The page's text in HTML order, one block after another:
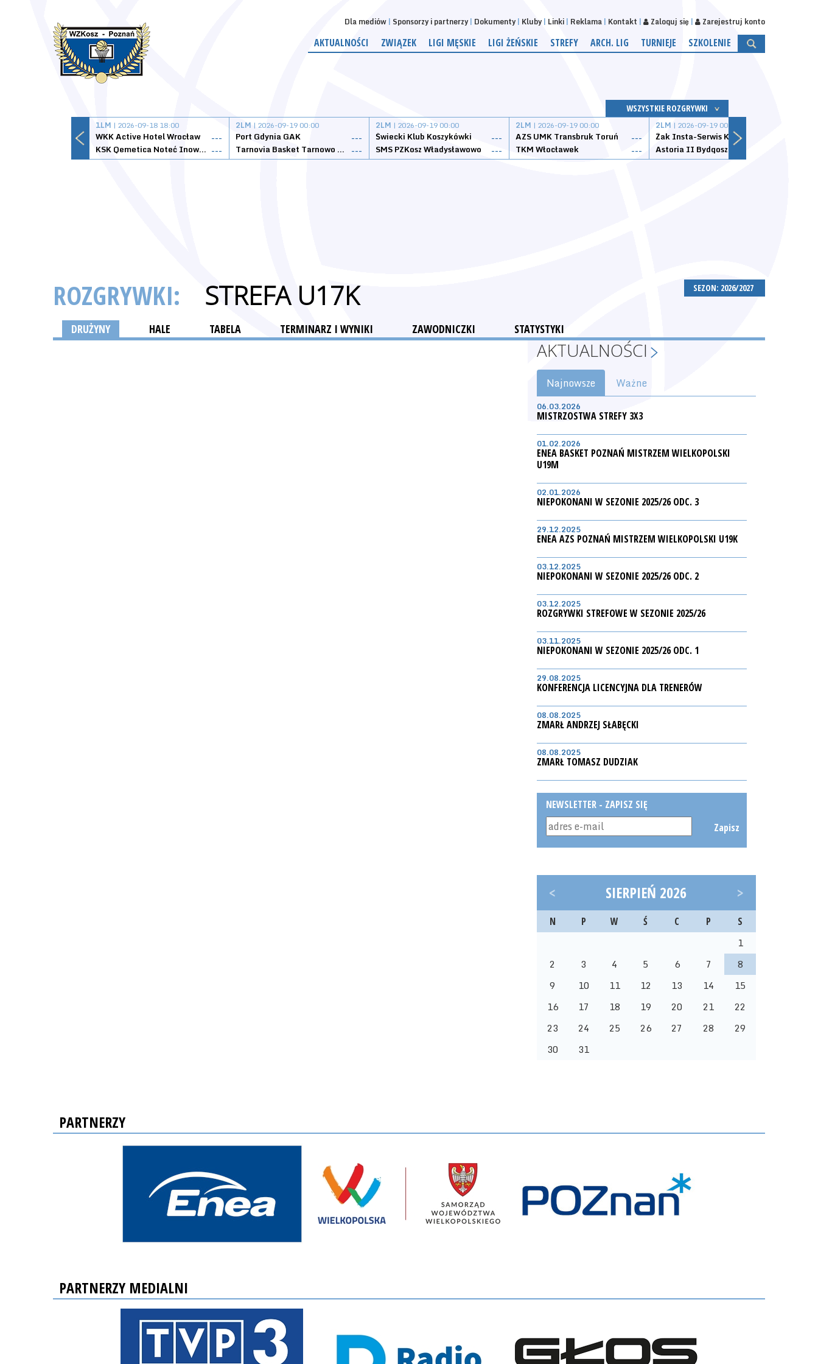
Dla mediów Sponsorzy i partnerzy Dokumenty Kluby Linki Reklama Kontakt Zaloguj się Zarejestruj konto
AKTUALNOŚCI ZWIĄZEK LIGI MĘSKIE LIGI ŻEŃSKIE STREFY ARCH. LIG TURNIEJE SZKOLENIE
WSZYSTKIE ROZGRYWKI
1LM | 2026-09-18 18:00
WKK Active Hotel Wrocław
---
KSK Qemetica Noteć Inowrocław ---
2LM | 2026-09-19 00:00
Port Gdynia GAK
---
Tarnovia Basket Tarnowo Podgórne ---
2LM | 2026-09-19 00:00
Świecki Klub Koszykówki
---
SMS PZKosz Władysławowo
---
2LM | 2026-09-19 00:00
AZS UMK Transbruk Toruń
---
TKM Włocławek
---
2LM | 2026-09-19 00:00
Żak Insta-Serwis Koszalin
Astoria II Bydgoszcz
SEZON: 2026/2027
ROZGRYWKI: STREFA U17K
DRUŻYNY HALE TABELA TERMINARZ I WYNIKI ZAWODNICZKI STATYSTYKI
AKTUALNOŚCI
Najnowsze Ważne
06.03.2026
MISTRZOSTWA STREFY 3X3
01.02.2026
ENEA BASKET POZNAŃ MISTRZEM WIELKOPOLSKI
U19M
02.01.2026
NIEPOKONANI W SEZONIE 2025/26 ODC. 3
29.12.2025
ENEA AZS POZNAŃ MISTRZEM WIELKOPOLSKI U19K
03.12.2025
NIEPOKONANI W SEZONIE 2025/26 ODC. 2
03.12.2025
ROZGRYWKI STREFOWE W SEZONIE 2025/26
03.11.2025
NIEPOKONANI W SEZONIE 2025/26 ODC. 1
29.08.2025
KONFERENCJA LICENCYJNA DLA TRENERÓW
08.08.2025
ZMARŁ ANDRZEJ SŁABĘCKI
08.08.2025
ZMARŁ TOMASZ DUDZIAK
NEWSLETTER - ZAPISZ SIĘ
Zapisz
< SIERPIEŃ 2026 >
N P W Ś C P S
1
2
3 4 5 6 7
8
9
10 11 12 13 14
15
16
17 18 19 20 21
22
23
24 25 26 27 28
29
30
31
PARTNERZY
PARTNERZY MEDIALNI